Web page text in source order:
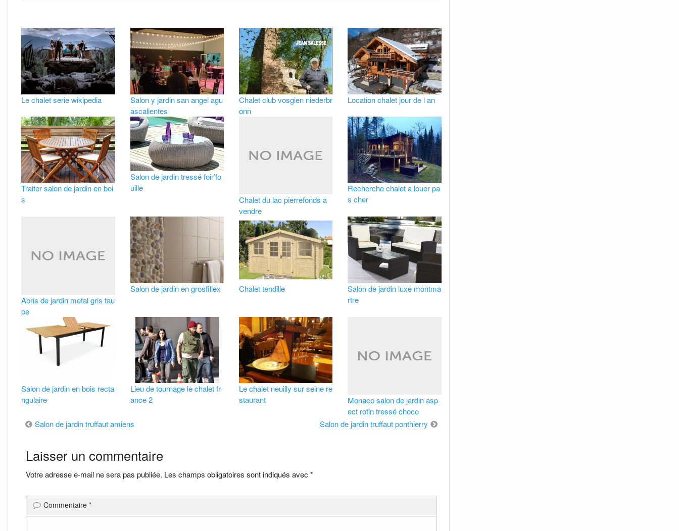
Le chalet serie wikipedia
Salon y jardin san angel agu
ascalientes
Chalet club vosgien niederbr
onn
Location chalet jour de l an
Traiter salon de jardin en boi
s
Salon de jardin tressé foir’fo
uille
Chalet du lac pierrefonds a
vendre
Recherche chalet a louer pa
s cher
Abris de jardin metal gris tau
pe
Salon de jardin en grosfillex Chalet tendille
Salon de jardin luxe montma
rtre
Salon de jardin en bois recta
ngulaire
Lieu de tournage le chalet fr
ance 2
Le chalet neuilly sur seine re
staurant
Monaco salon de jardin asp
ect rotin tressé choco
Navigation
de
l’article
Salon de jardin truffaut amiens Salon de jardin truffaut ponthierry
Laisser un commentaire
Votre adresse e-mail ne sera pas publiée. Les champs obligatoires sont indiqués avec *
Commentaire *